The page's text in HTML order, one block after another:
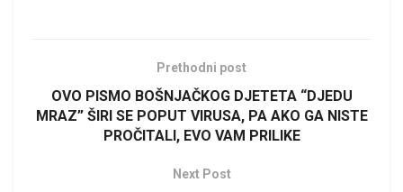
Prethodni post
OVO PISMO BOŠNJAČKOG DJETETA “DJEDU
MRAZ” ŠIRI SE POPUT VIRUSA, PA AKO GA NISTE
PROČITALI, EVO VAM PRILIKE
Next Post